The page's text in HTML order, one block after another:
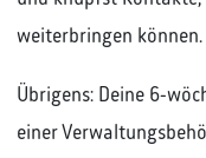
weiterbringen können.
Übrigens: Deine 6-
einer